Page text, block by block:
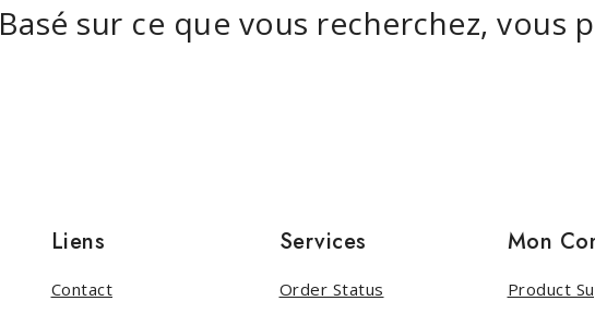
Basé sur ce que vous recherchez, vous
Liens
Contact
Services
Order Status
Mon
Product